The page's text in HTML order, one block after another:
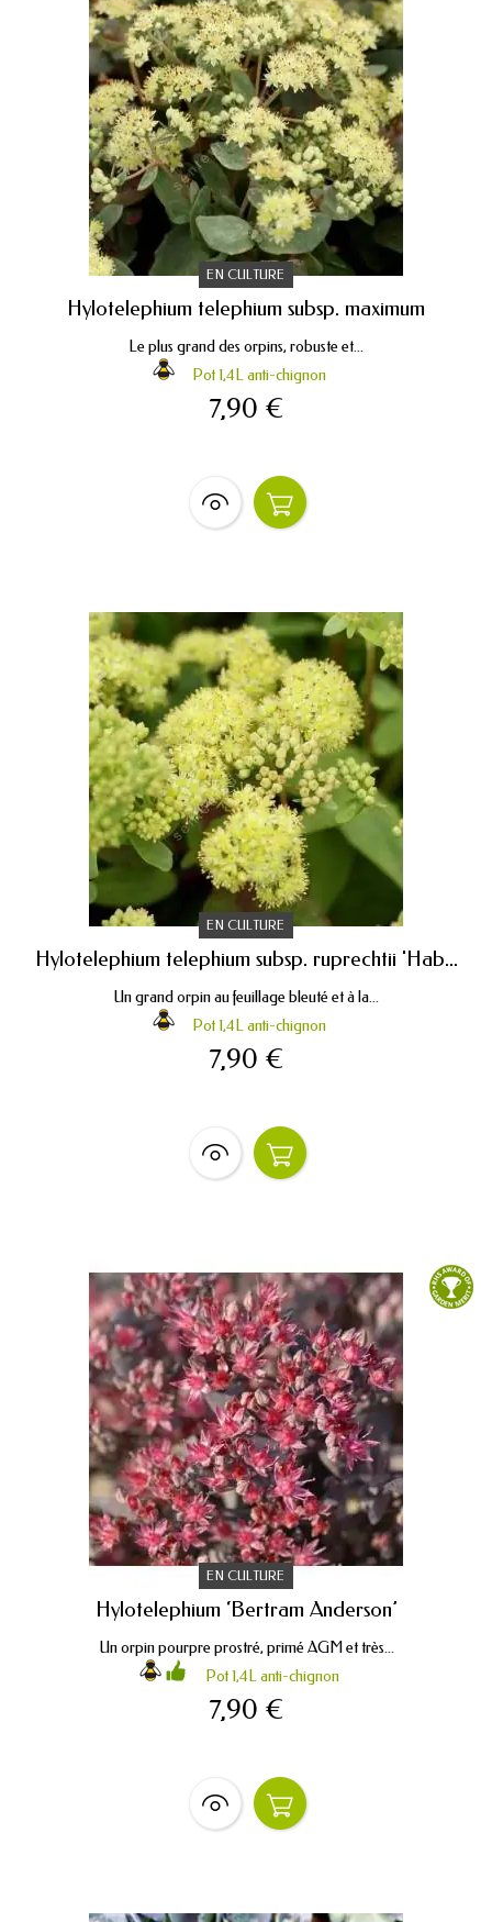
EN CULTURE
Hylotelephium telephium subsp. maximum
Le plus grand des orpins, robuste et...
Pot 1,4L anti-chignon
7,90 €
EN CULTURE
Hylotelephium telephium subsp. ruprechtii 'Hab...
Un grand orpin au feuillage bleuté et à la...
Pot 1,4L anti-chignon
7,90 €
EN CULTURE
Hylotelephium ‘Bertram Anderson’
Un orpin pourpre prostré, primé AGM et très...
Pot 1,4L anti-chignon
7,90 €